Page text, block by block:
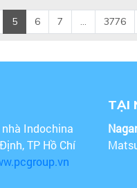
5 6 7 ... 3776
nhà Indochina
TP Hồ Chí
TẠI